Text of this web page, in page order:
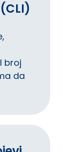
broj
da